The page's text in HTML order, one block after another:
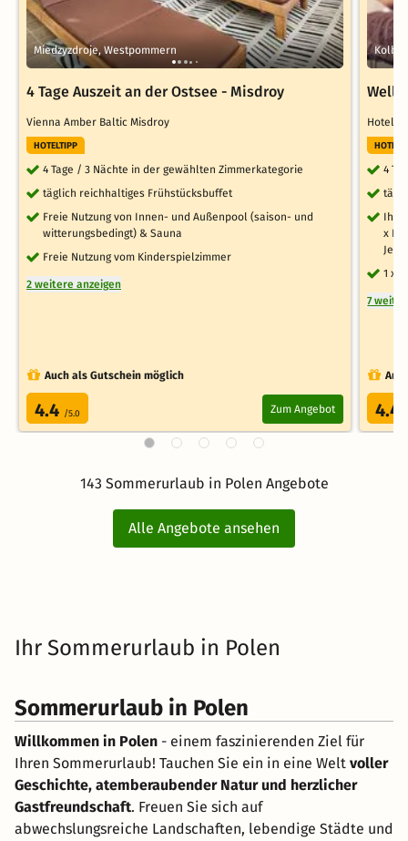
Miedzyzdroje, Westpommern
4 Tage Auszeit an der Ostsee - Misdroy
Vienna Amber Baltic Misdroy
HOTELTIPP
4 Tage / 3 Nächte in der gewählten Zimmerkategorie
täglich reichhaltiges Frühstücksbuffet
Freie Nutzung von Innen- und Außenpool (saison- und
witterungsbedingt) & Sauna
Freie Nutzung vom Kinderspielzimmer
2 weitere anzeigen
Auch als Gutschein möglich
4.4 /5.0 Zum Angebot
Hotel
4
Ihre
x
Jet-
1 x
7
4.4
143 Sommerurlaub in Polen Angebote
Alle Angebote ansehen
Ihr Sommerurlaub in Polen
Sommerurlaub in Polen
Willkommen in Polen - einem faszinierenden Ziel für
Ihren Sommerurlaub! Tauchen Sie ein in eine Welt voller
Geschichte, atemberaubender Natur und herzlicher
Gastfreundschaft. Freuen Sie sich auf
abwechslungsreiche Landschaften, lebendige Städte und